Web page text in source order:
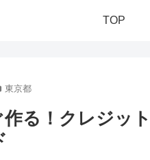
TOP
東京都
る！クレジッ